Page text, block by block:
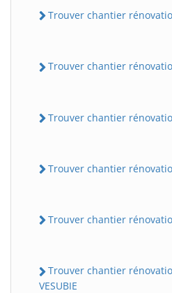
Trouver chantier
Trouver chantier
Trouver chantier
Trouver chantier
Trouver chantier
Trouver chantier
VESUBIE